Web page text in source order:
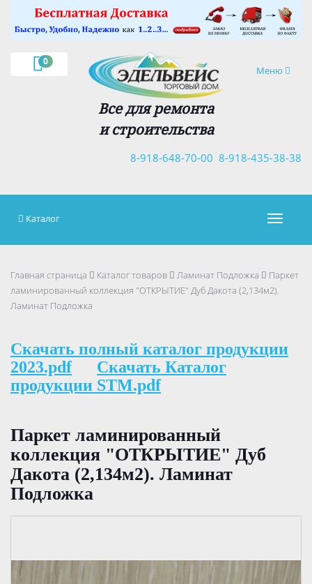
0
Навигация
Меню
Все для ремонта
и строительства
8-918-435-38-38
8-918-648-70-00
×
Каталог
Главная страница Каталог товаров Ламинат Подложка
Паркет
ламинированный коллекция "ОТКРЫТИЕ" Дуб Дакота (2,134м2).
Ламинат Подложка
Скачать полный каталог продукции
2023.pdf
Скачать Каталог
продукции STM.pdf
Паркет ламинированный
коллекция "ОТКРЫТИЕ" Дуб
Дакота (2,134м2). Ламинат
Подложка